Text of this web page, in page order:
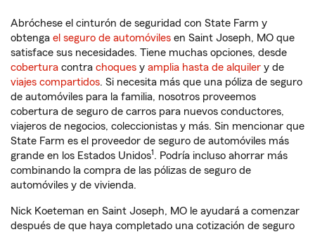
Abróchese el cinturón de seguridad con State Farm y
obtenga el seguro de automóviles en Saint Joseph, MO que
satisface sus necesidades. Tiene muchas opciones, desde
cobertura contra choques y amplia hasta de alquiler y de
viajes compartidos. Si necesita más que una póliza de seguro
de automóviles para la familia, nosotros proveemos
cobertura de seguro de carros para nuevos conductores,
viajeros de negocios, coleccionistas y más. Sin mencionar que
State Farm es el proveedor de seguro de automóviles más
grande en los Estados Unidos1. Podría incluso ahorrar más
combinando la compra de las pólizas de seguro de
automóviles y de vivienda.
Nick Koeteman en Saint Joseph, MO le ayudará a comenzar
después de que haya completado una cotización de seguro